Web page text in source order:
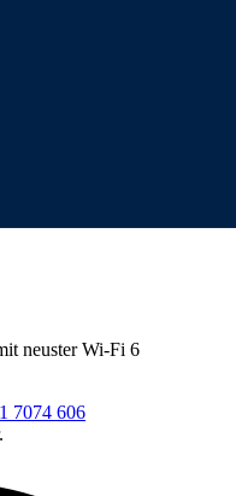
neuster Wi-Fi 6
7074 606